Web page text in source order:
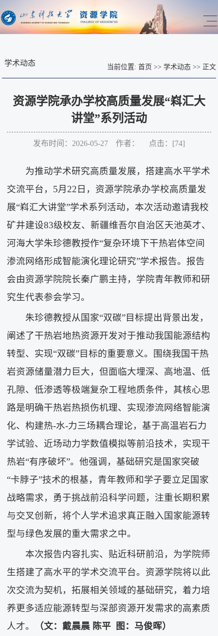
学术动态 当前位置: 首页 >> 学术动态>> 正文
资源学院承办学校高质量发展“嵙汇大
讲堂”系列活动
发布时间：2026-05-27 作者： 点击：[74]
为推动学术研究高质量发展，搭建高水平学术
交流平台，5月22日，资源学院承办学校高质量发
展“嵙汇大讲堂”学术系列活动，本次活动邀请我校
矿井建设83级校友、新疆维吾尔自治区天池英才、
河海大学朱珍德教授作“复杂环境下干热岩体空间
渗流网络形成智能演化理论研究”学术报告。报告
会由资源学院院长秦广鹏主持，学院青年教师和研
究生代表参会学习。
朱珍德教授从国家“双碳”目标提出背景出发，
阐述了干热岩地热资源开发对于推动我国能源结构
转型、实现“双碳”目标的重要意义。围绕我国干热
岩资源储量潜力巨大，但面临大埋深、高地温、低
孔隙、低渗透等极端复杂工程地质条件，其核心思
路是明确干热岩热损伤机理、实现渗流网络智能演
化、构建热-水-力三场耦合理论，基于高温岩石力
学试验、近场动力学数值模拟等前沿技术，实现干
热岩“有序破坏”。他强调，基础研究是国家突破
“卡脖子”技术的根基，青年教师和学子要立足国家
战略需求，勇于挑战前沿科学问题，注重长期积累
与交叉创新，将个人学术追求真正融入国家能源转
型与绿色发展的重大需求之中。
本次报告内容扎实、贴近科研前沿，为学院师
生搭建了高水平的学术交流平台。资源学院将以此
次交流为契机，拓展相关领域的基础研究，着力培
养更多适应能源转型与深部资源开发需求的高素质
人才。
（文：戴晨晨 陈平 图：马俊晖）